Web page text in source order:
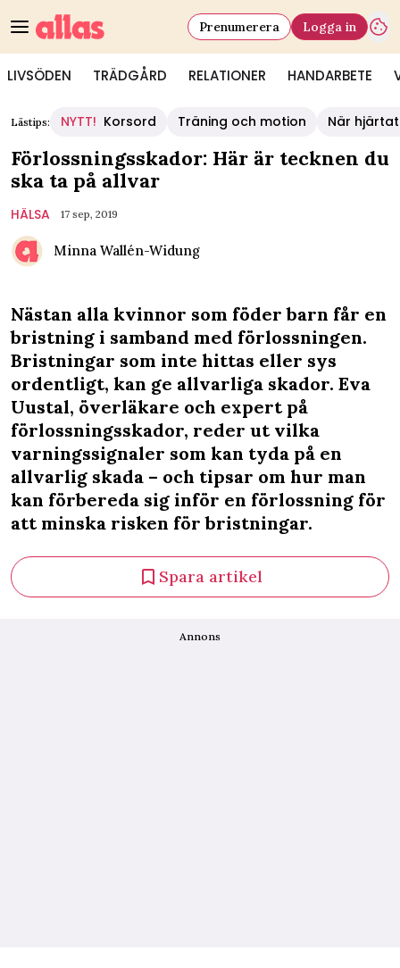
LIVSÖDEN TRÄDGÅRD RELATIONER HANDARBETE
Prenumerera Logga in
Lästips: NYTT! Korsord Träning och motion När
Förlossningsskador: Här är tecknen du
ska ta på allvar
HÄLSA 17 sep, 2019
Minna Wallén-Widung
Nästan alla kvinnor som föder barn får en
bristning i samband med förlossningen.
Bristningar som inte hittas eller sys
ordentligt, kan ge allvarliga skador. Eva
Uustal, överläkare och expert på
förlossningsskador, reder ut vilka
varningssignaler som kan tyda på en
allvarlig skada – och tipsar om hur man
kan förbereda sig inför en förlossning för
att minska risken för bristningar.
Spara artikel
Annons